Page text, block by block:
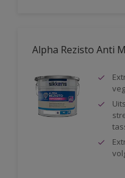
Alpha Rezisto Anti